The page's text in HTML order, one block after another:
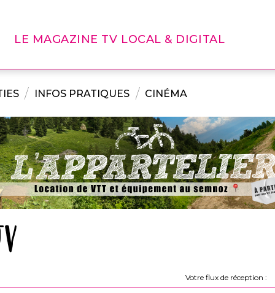
LE MAGAZINE TV LOCAL & DIGITAL
INFOS PRATIQUES CINÉMA
Votre flux de réception :